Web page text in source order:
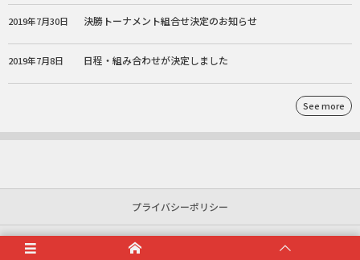
2019年7月30日 決勝トーナメント組合せ決定のお知らせ
2019年7月8日 日程・組み合わせが決定しました
See more
プライバシーポリシー